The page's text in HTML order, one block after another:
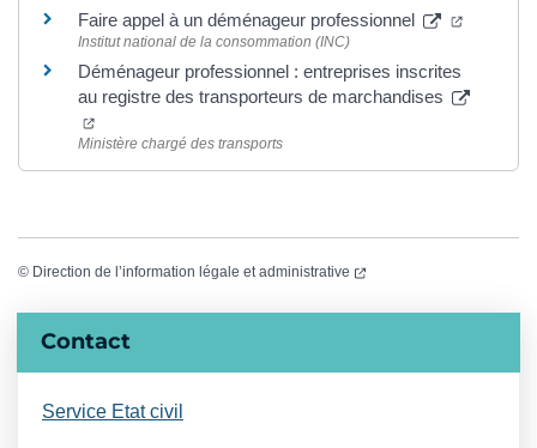
Faire appel à un déménageur professionnel
Institut national de la consommation (INC)
Déménageur professionnel : entreprises inscrites
au registre des transporteurs de marchandises
(ouverture dans un nouvel onglet)
Ministère chargé des transports
© Direction de l’information légale et administrative (ouverture dans un
Informations complémentaires
Contact
Service Etat civil